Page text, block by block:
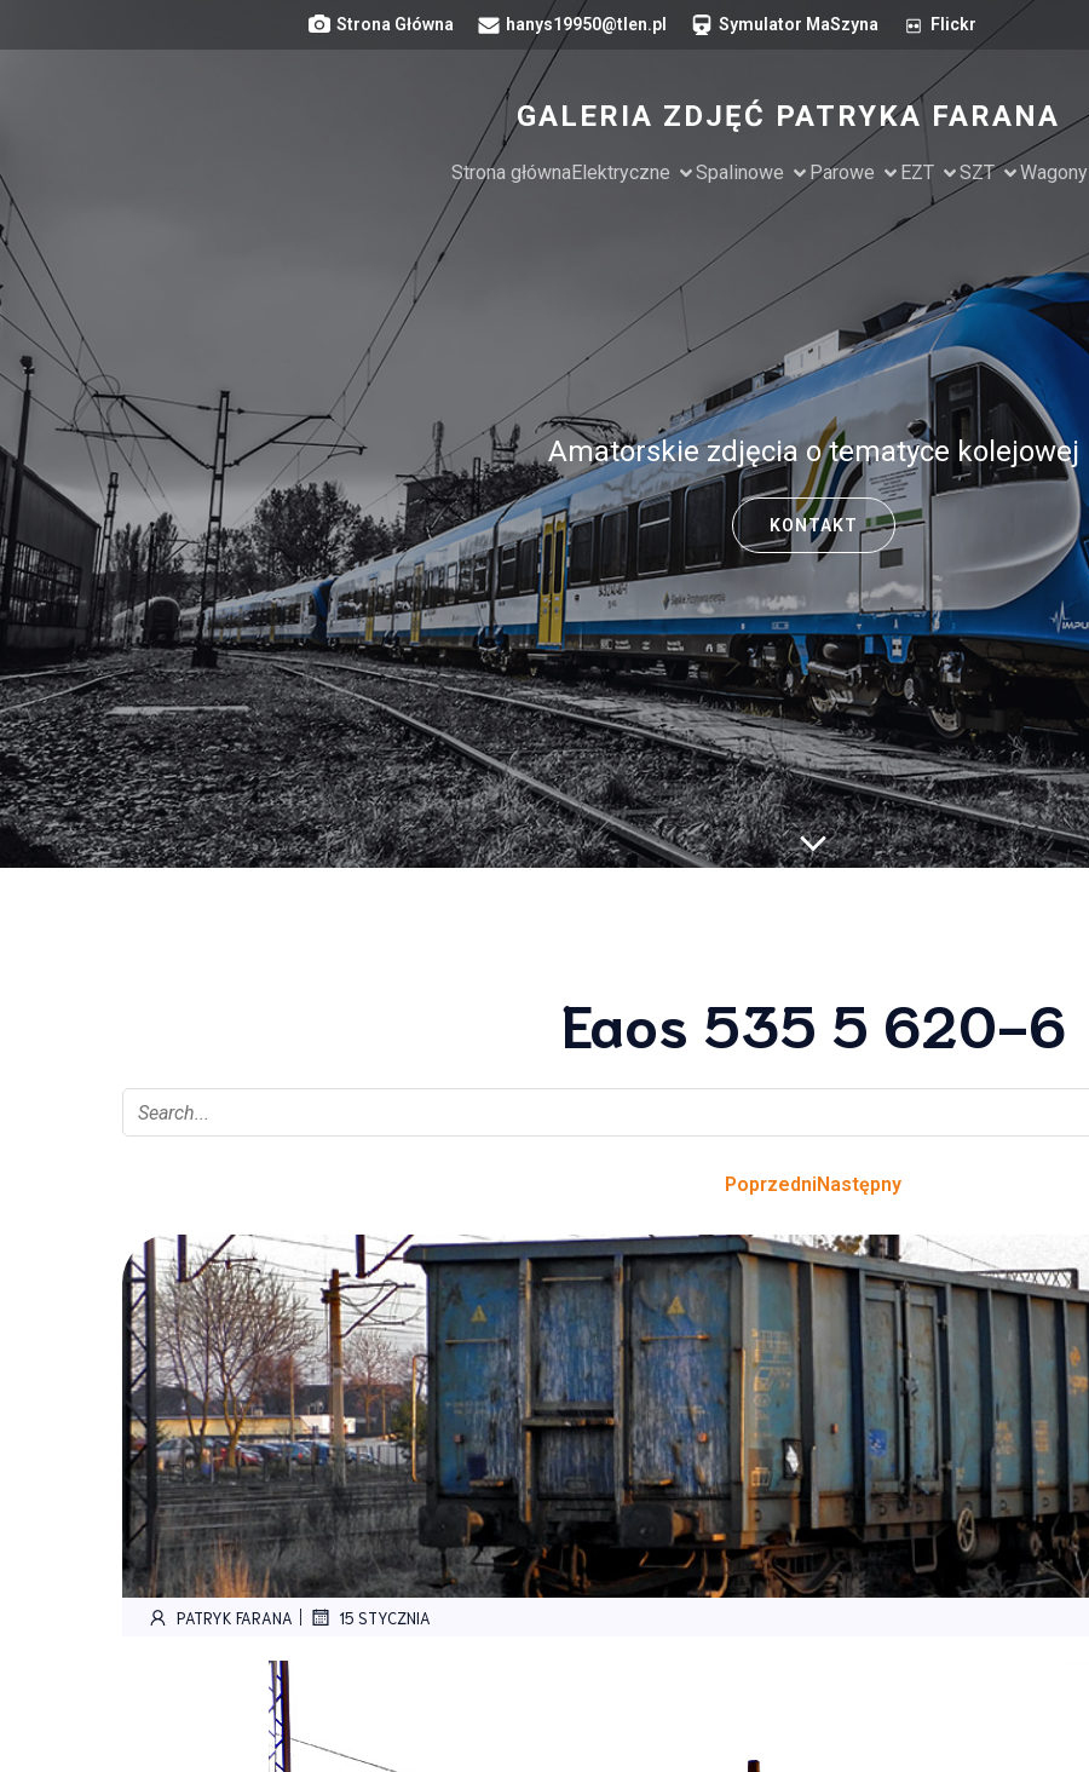
Strona Główna hanys19950@tlen.pl Symulator MaSzyna Flickr
GALERIA ZDJĘĆ PATRYKA FARANA
Strona głównaElektryczne Spalinowe Parowe EZT SZT Wagony
Amatorskie zdjęcia o tematyce kolejowej
KONTAKT
Eaos 535 5 620-6
PoprzedniNastępny
PATRYK FARANA | 15 STYCZNIA